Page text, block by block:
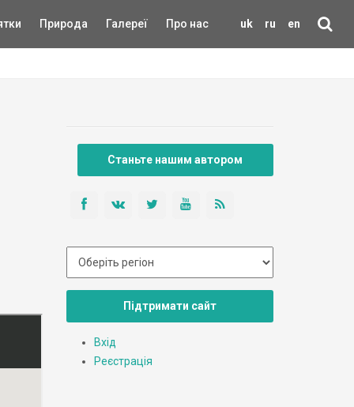
uk ru en
Природа Галереї Про нас
Станьте нашим автором
Підтримати сайт
Вхід
Реєстрація